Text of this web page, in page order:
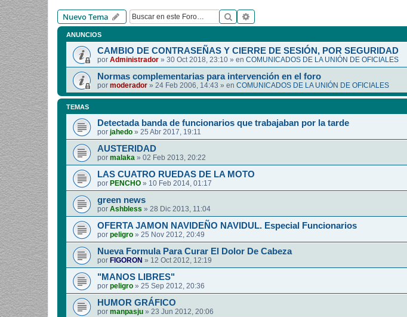
Nuevo Tema Buscar
ANUNCIOS
CAMBIO DE CONTRASEÑAS Y CIERRE DE SESIÓN, POR SEGURIDAD
por Administrador » 30 Oct 2018, 23:10 » en COMUNICADOS DE LA UNIÓN DE OFICIALES
Normas complementarias para intervención en el foro
por moderador » 24 Feb 2006, 14:43 » en COMUNICADOS DE LA UNIÓN DE OFICIALES
TEMAS
Detectada banda de funcionarios que trabajaban por la tarde
por jahedo » 25 Abr 2017, 19:11
AUSTERIDAD
por malaka » 02 Feb 2013, 20:22
LAS CUATRO RUEDAS DE LA MOTO
por PENCHO » 10 Feb 2014, 01:17
green news
por Ashbless » 28 Dic 2013, 11:04
OFERTA JAMON NAVIDEÑO NAVIDUL. Especial Funcionarios
por peligro » 25 Nov 2012, 20:49
Nueva Formula Para Curar El Dolor De Cabeza
por FIGORON » 12 Oct 2012, 12:19
"MANOS LIBRES"
por peligro » 25 Sep 2012, 20:36
HUMOR GRÁFICO
por manpasju » 23 Jun 2012, 20:06